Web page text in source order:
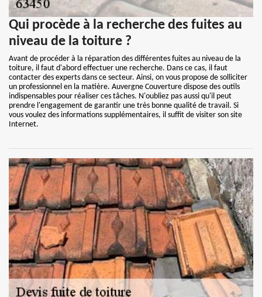
Qui procède à la recherche des fuites au
niveau de la toiture ?
Avant de procéder à la réparation des différentes fuites au niveau de la
toiture, il faut d'abord effectuer une recherche. Dans ce cas, il faut
contacter des experts dans ce secteur. Ainsi, on vous propose de solliciter
un professionnel en la matière. Auvergne Couverture dispose des outils
indispensables pour réaliser ces tâches. N'oubliez pas aussi qu'il peut
prendre l'engagement de garantir une très bonne qualité de travail. Si
vous voulez des informations supplémentaires, il suffit de visiter son site
Internet.